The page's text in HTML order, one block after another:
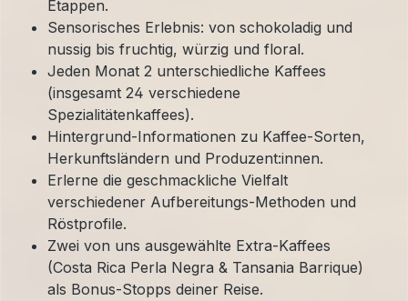
Etappen.
Sensorisches Erlebnis: von schokoladig und
nussig bis fruchtig, würzig und floral.
Jeden Monat 2 unterschiedliche Kaffees
(insgesamt 24 verschiedene
Spezialitätenkaffees).
Hintergrund-Informationen zu Kaffee-Sorten,
Herkunftsländern und Produzent:innen.
Erlerne die geschmackliche Vielfalt
verschiedener Aufbereitungs-Methoden und
Röstprofile.
Zwei von uns ausgewählte Extra-Kaffees
(Costa Rica Perla Negra & Tansania Barrique)
als Bonus-Stopps deiner Reise.